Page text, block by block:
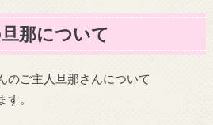
那について
のご主人旦那さんについて
。